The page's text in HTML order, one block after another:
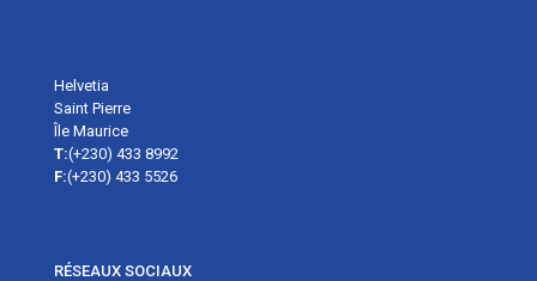
Helvetia
Saint Pierre
Île Maurice
T:(+230) 433 8992
F:(+230) 433 5526
RÉSEAUX SOCIAUX